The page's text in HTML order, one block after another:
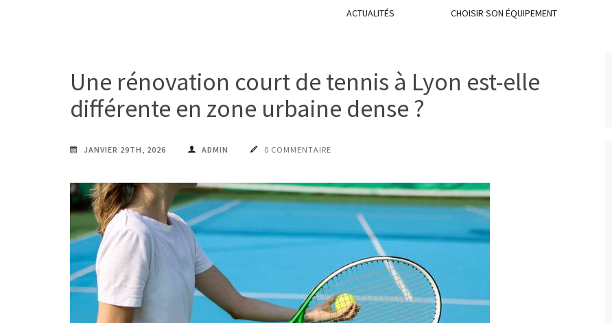
ACTUALITÉS CHOISIR SON ÉQUIPEMENT
Une rénovation court de tennis à Lyon est-elle
différente en zone urbaine dense ?
JANVIER 29TH, 2026 ADMIN 0 COMMENTAIRE